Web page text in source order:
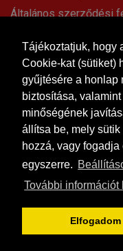
Tájékoztatjuk, hogy
Cookie-kat (sütiket)
gyűjtésére a honlap
biztosítása, valamint
minőségének
állítsa be, mely sütik
hozzá, vagy
egyszerre.
További információt
Általános szerződési
Impresszum
Süti beállítások
Információk
Hírek, cikkek
Kapcsolat
Letölthető
Rólunk
Vásárlási feltételek